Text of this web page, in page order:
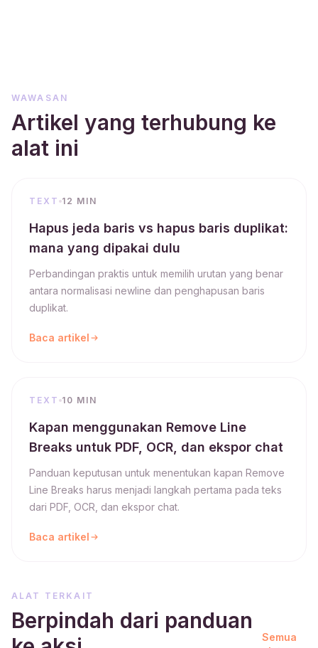
WAWASAN
Artikel yang terhubung ke
alat ini
TEXT 12 MIN
Hapus jeda baris vs hapus baris duplikat:
mana yang dipakai dulu
Perbandingan praktis untuk memilih urutan yang benar
antara normalisasi newline dan penghapusan baris
duplikat.
Baca artikel
TEXT 10 MIN
Kapan menggunakan Remove Line
Breaks untuk PDF, OCR, dan ekspor chat
Panduan keputusan untuk menentukan kapan Remove
Line Breaks harus menjadi langkah pertama pada teks
dari PDF, OCR, dan ekspor chat.
Baca artikel
ALAT TERKAIT
Berpindah dari panduan
Semua